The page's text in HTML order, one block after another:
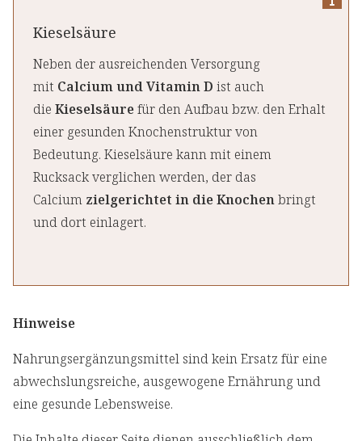
Kieselsäure
Neben der ausreichenden Versorgung
mit Calcium und Vitamin D ist auch
die Kieselsäurefür den Aufbau bzw. den Erhalt
einer gesunden Knochenstruktur von
Bedeutung. Kieselsäure kann mit einem
Rucksack verglichen werden, der das
Calcium zielgerichtet in die Knochenbringt
und dort einlagert.
Hinweise
Nahrungsergänzungsmittel sind kein Ersatz für eine
abwechslungsreiche, ausgewogene Ernährung und
eine gesunde Lebensweise.